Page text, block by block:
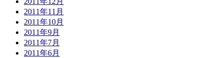
2011年11月
2011年10月
2011年9月
2011年7月
2011年6月